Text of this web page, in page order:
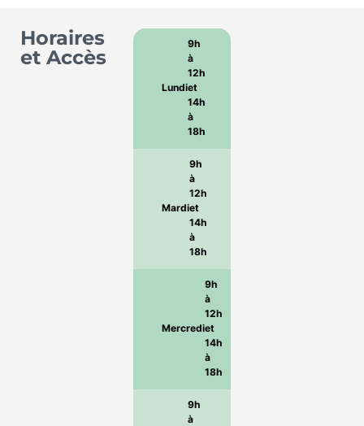
Horaires
et Accès
Lundi
9h
à
12h
et
14h
à
18h
Mardi
9h
à
12h
et
14h
à
18h
Mercredi
9h
à
12h
et
14h
à
18h
9h
à